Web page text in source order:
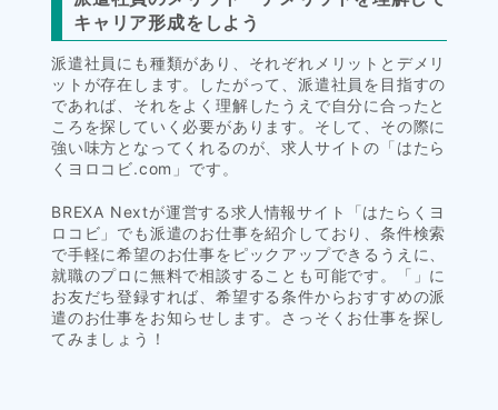
キャリア形成をしよう
派遣社員にも種類があり、それぞれメリットとデメリ
ットが存在します。したがって、派遣社員を目指すの
であれば、それをよく理解したうえで自分に合ったと
ころを探していく必要があります。そして、その際に
強い味方となってくれるのが、求人サイトの「はたら
くヨロコビ.com」です。
BREXA Nextが運営する求人情報サイト「はたらくヨ
ロコビ」でも派遣のお仕事を紹介しており、条件検索
で手軽に希望のお仕事をピックアップできるうえに、
就職のプロに無料で相談することも可能です。「」に
お友だち登録すれば、希望する条件からおすすめの派
遣のお仕事をお知らせします。さっそくお仕事を探し
てみましょう！